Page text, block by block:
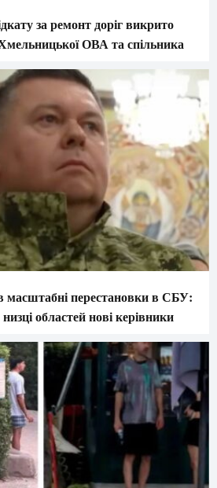
за ремонт доріг викрито
ОВА та спільника
масштабні перестановки в СБУ:
областей нові керівники